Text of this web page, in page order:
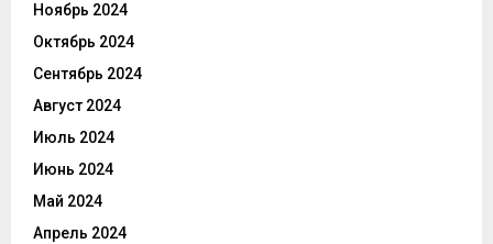
Ноябрь 2024
Октябрь 2024
Сентябрь 2024
Август 2024
Июль 2024
Июнь 2024
Май 2024
Апрель 2024